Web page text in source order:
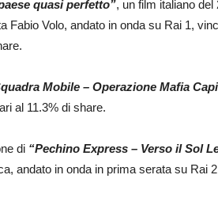
quasi perfetto”, un film italiano
Fabio Volo, andato in onda su Rai 1,
Mobile – Operazione Mafia
al 11.3% di share.
di “Pechino Express – Verso il Sol
andato in onda in prima serata su Rai